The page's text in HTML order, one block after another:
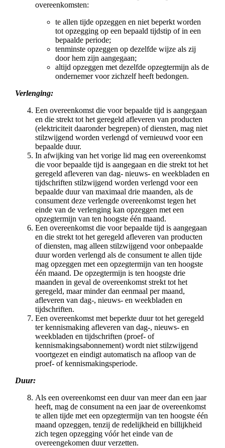
overeenkomsten:
te allen tijde opzeggen en niet beperkt worden
tot opzegging op een bepaald tijdstip of in een
bepaalde periode;
tenminste opzeggen op dezelfde wijze als zij
door hem zijn aangegaan;
altijd opzeggen met dezelfde opzegtermijn als de
ondernemer voor zichzelf heeft bedongen.
Verlenging:
Een overeenkomst die voor bepaalde tijd is aangegaan
en die strekt tot het geregeld afleveren van producten
(elektriciteit daaronder begrepen) of diensten, mag niet
stilzwijgend worden verlengd of vernieuwd voor een
bepaalde duur.
In afwijking van het vorige lid mag een overeenkomst
die voor bepaalde tijd is aangegaan en die strekt tot het
geregeld afleveren van dag- nieuws- en weekbladen en
tijdschriften stilzwijgend worden verlengd voor een
bepaalde duur van maximaal drie maanden, als de
consument deze verlengde overeenkomst tegen het
einde van de verlenging kan opzeggen met een
opzegtermijn van ten hoogste één maand.
Een overeenkomst die voor bepaalde tijd is aangegaan
en die strekt tot het geregeld afleveren van producten
of diensten, mag alleen stilzwijgend voor onbepaalde
duur worden verlengd als de consument te allen tijde
mag opzeggen met een opzegtermijn van ten hoogste
één maand. De opzegtermijn is ten hoogste drie
maanden in geval de overeenkomst strekt tot het
geregeld, maar minder dan eenmaal per maand,
afleveren van dag-, nieuws- en weekbladen en
tijdschriften.
Een overeenkomst met beperkte duur tot het geregeld
ter kennismaking afleveren van dag-, nieuws- en
weekbladen en tijdschriften (proef- of
kennismakingsabonnement) wordt niet stilzwijgend
voortgezet en eindigt automatisch na afloop van de
proef- of kennismakingsperiode.
Duur:
Als een overeenkomst een duur van meer dan een jaar
heeft, mag de consument na een jaar de overeenkomst
te allen tijde met een opzegtermijn van ten hoogste één
maand opzeggen, tenzij de redelijkheid en billijkheid
zich tegen opzegging vóór het einde van de
overeengekomen duur verzetten.